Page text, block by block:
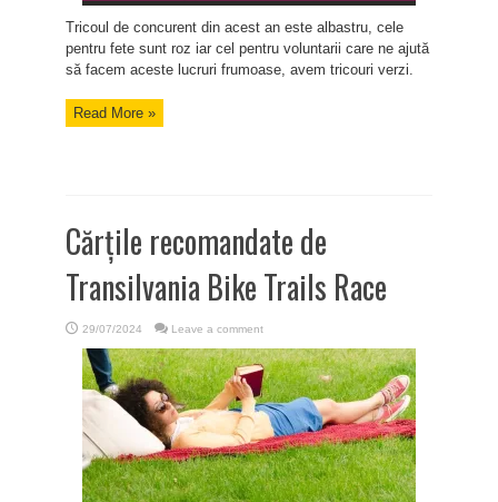
Tricoul de concurent din acest an este albastru, cele
pentru fete sunt roz iar cel pentru voluntarii care ne ajută
să facem aceste lucruri frumoase, avem tricouri verzi.
Read More »
Cărțile recomandate de
Transilvania Bike Trails Race
29/07/2024 Leave a comment